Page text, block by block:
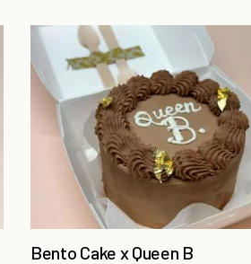
Bento Cake x Queen B